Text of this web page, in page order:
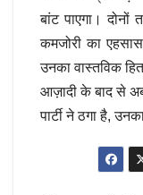
बांट पाएगा।
कमजोरी का
उनका वास्तविक
आज़ादी के बाद से
पार्टी ने ठगा है,